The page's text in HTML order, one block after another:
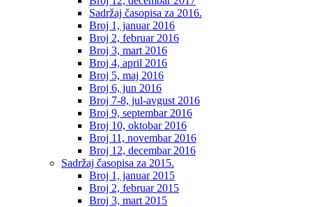
Sadržaj časopisa za 2016.
Broj 1, januar 2016
Broj 2, februar 2016
Broj 3, mart 2016
Broj 4, april 2016
Broj 5, maj 2016
Broj 6, jun 2016
Broj 7-8, jul-avgust 2016
Broj 9, septembar 2016
Broj 10, oktobar 2016
Broj 11, novembar 2016
Broj 12, decembar 2016
Sadržaj časopisa za 2015.
Broj 1, januar 2015
Broj 2, februar 2015
Broj 3, mart 2015